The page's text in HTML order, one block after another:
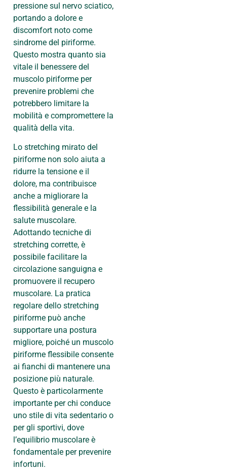
pressione sul nervo sciatico,
portando a dolore e
discomfort noto come
sindrome del piriforme.
Questo mostra quanto sia
vitale il benessere del
muscolo piriforme per
prevenire problemi che
potrebbero limitare la
mobilità e compromettere la
qualità della vita.
Lo stretching mirato del
piriforme non solo aiuta a
ridurre la tensione e il
dolore, ma contribuisce
anche a migliorare la
flessibilità generale e la
salute muscolare.
Adottando tecniche di
stretching corrette, è
possibile facilitare la
circolazione sanguigna e
promuovere il recupero
muscolare. La pratica
regolare dello stretching
piriforme può anche
supportare una postura
migliore, poiché un muscolo
piriforme flessibile consente
ai fianchi di mantenere una
posizione più naturale.
Questo è particolarmente
importante per chi conduce
uno stile di vita sedentario o
per gli sportivi, dove
l’equilibrio muscolare è
fondamentale per prevenire
infortuni.